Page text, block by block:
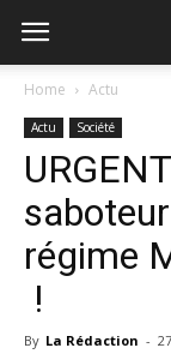
Home Actu
Actu Société
régime
!
By La Rédaction -